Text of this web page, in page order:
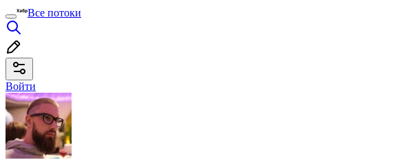
Все потоки
Войти